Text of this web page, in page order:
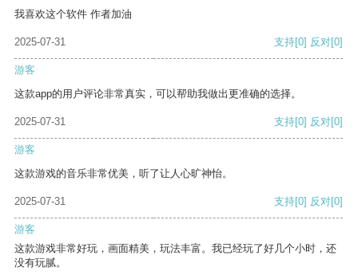
我喜欢这个软件 作者加油
2025-07-31 支持[0] 反对[0]
游客
这款app的用户评论非常真实，可以帮助我做出更准确的选择。
2025-07-31 支持[0] 反对[0]
游客
这款游戏的音乐非常优美，听了让人心旷神怡。
2025-07-31 支持[0] 反对[0]
游客
这款游戏非常好玩，画面精美，玩法丰富。我已经玩了好几个小时，还
没有玩腻。